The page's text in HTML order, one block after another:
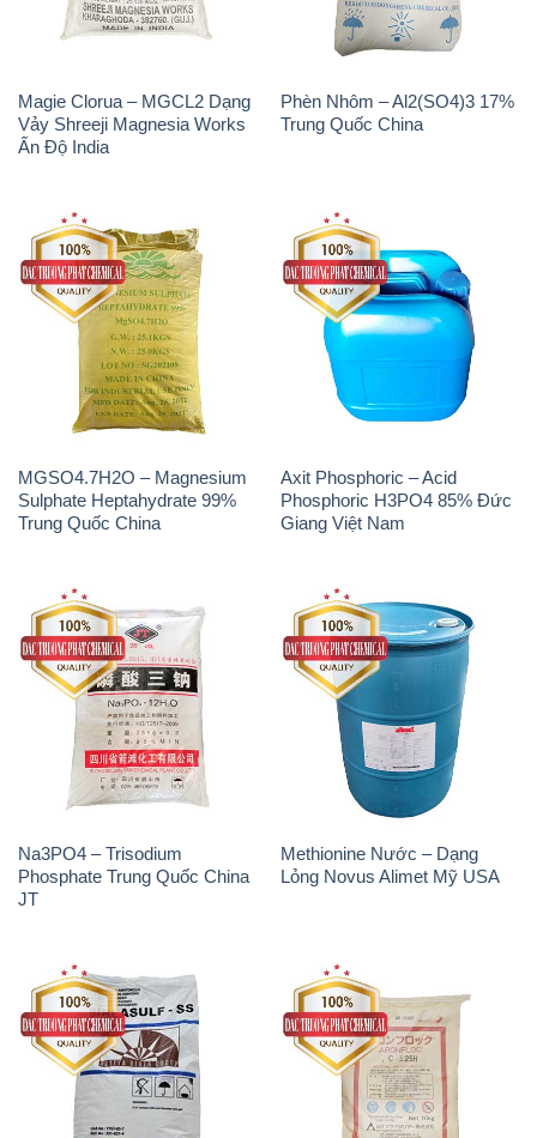
Magie Clorua – MGCL2 Dạng
Vảy Shreeji Magnesia Works
Ấn Độ India
Phèn Nhôm – Al2(SO4)3 17%
Trung Quốc China
MGSO4.7H2O – Magnesium
Sulphate Heptahydrate 99%
Trung Quốc China
Axit Phosphoric – Acid
Phosphoric H3PO4 85% Đức
Giang Việt Nam
Na3PO4 – Trisodium
Phosphate Trung Quốc China
JT
Methionine Nước – Dạng
Lỏng Novus Alimet Mỹ USA